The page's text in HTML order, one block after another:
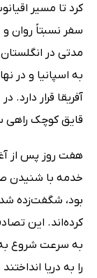
کرد تا مسیر
سفر نسبتاً روان
مدتی در
به اسپانیا و در
قایق کوچک راهی
هفت روز پس از
خدمه با شنیدن
بود، شگفت‌زده
کرده‌اند. این
به سرعت شروع به
را به دریا